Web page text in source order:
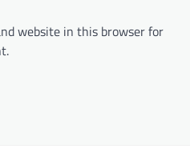
website in this browser for